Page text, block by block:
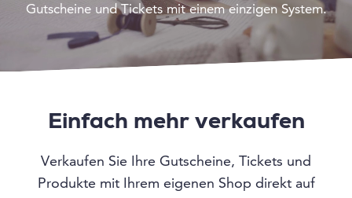
Gutscheine und Tickets mit einem einzigen System.
Einfach mehr verkaufen
Verkaufen Sie Ihre Gutscheine, Tickets und
Produkte mit Ihrem eigenen Shop direkt auf